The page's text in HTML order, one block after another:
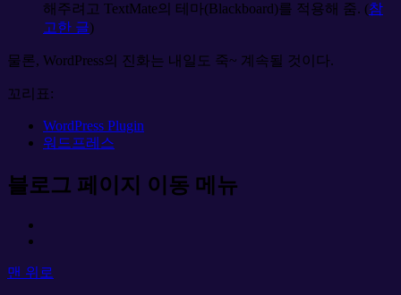
해주려고 TextMate의 테마(Blackboard)를 적용해 줌. (참
고한 글)
물론, WordPress의 진화는 내일도 죽~ 계속될 것이다.
꼬리표:
WordPress Plugin
워드프레스
블로그 페이지 이동 메뉴
맨 위로